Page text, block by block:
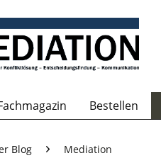
Bestellen
Blog Mediation